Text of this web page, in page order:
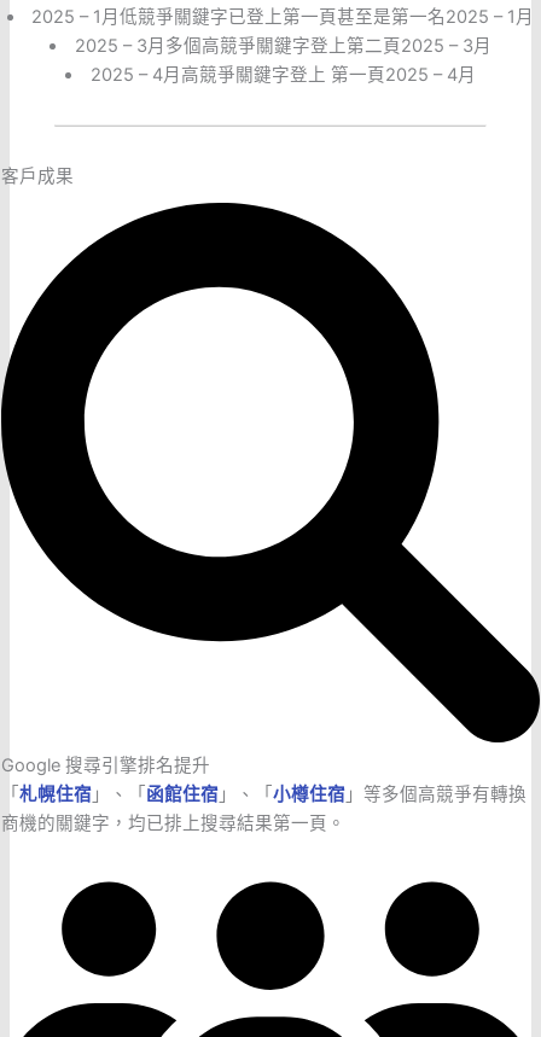
2025 – 1月低競爭關鍵字已登上第一頁甚至是第一名2025 – 1月
2025 – 3月多個高競爭關鍵字登上第二頁2025 – 3月
2025 – 4月高競爭關鍵字登上 第一頁2025 – 4月
客戶成果
Google 搜尋引擎排名提升
「 札幌住宿」、「 函館住宿」、「 小樽住宿」等多個高競爭有轉換
商機的關鍵字，均已排上搜尋結果第一頁。